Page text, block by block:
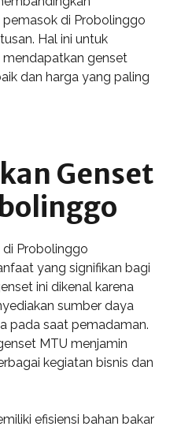
di Probolinggo
Hal ini untuk
genset
dan harga yang paling
Genset
di Probolinggo
yang signifikan bagi
ini dikenal karena
sumber daya
pada saat pemadaman.
MTU menjamin
kegiatan bisnis dan
efisiensi bahan bakar